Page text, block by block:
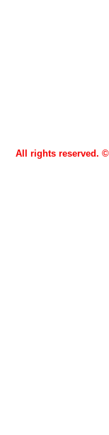
All rights reserved. ©